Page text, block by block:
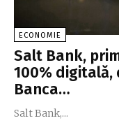
ECONOMIE
Salt Bank,
100%
Banca…
Salt Bank,...